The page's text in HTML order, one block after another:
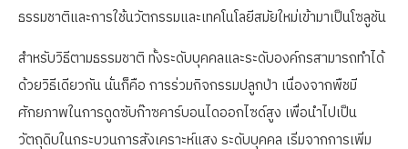
ธรรมชาติและการใช้นวัตกรรมและเทคโนโลยีสมัยใหม่เข้ามาเป็นโซลูชัน
สำหรับวิธีตามธรรมชาติ ทั้งระดับบุคคลและระดับองค์กรสามารถทำได้
ด้วยวิธีเดียวกัน นั่นก็คือ การร่วมกิจกรรมปลูกป่า เนื่องจากพืชมี
ศักยภาพในการดูดซับก๊าซคาร์บอนไดออกไซด์สูง เพื่อนำไปเป็น
วัตถุดิบในกระบวนการสังเคราะห์แสง ระดับบุคคล เริ่มจากการเพิ่ม